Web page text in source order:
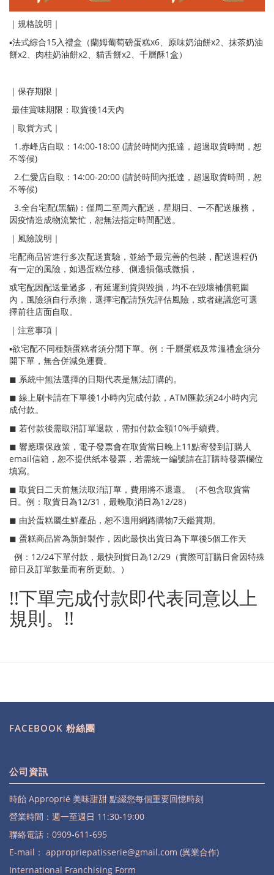
｜規格說明｜
▪️法式綜合15入禮盒（蘭姆葡萄磅蛋糕x6、原味奶油餅x2、抹茶奶油
餅x2、肉桂奶油餅x2、貓舌餅x2、千層酥1盒）
｜保存期限｜
最佳賞味期限：取貨後14天內
｜取貨方式｜
1.赤峰店自取：14:00-18:00 (請於時間內抵達，超過取貨時間，恕
不等候)
2.仁愛店自取：14:00-20:00 (請於時間內抵達，超過取貨時間，恕
不等候)
3.全台宅配(黑貓)：僅周二至周六配送，星期日、一不配送服務，
因疫情造成物流繁忙，恕無法指定時間配送。
｜風險說明｜
宅配商品皆進行多次配送實驗，並給予最完善的包裝，配送過程仍
有一定的風險，如遇蛋糕位移、側邊損傷或微損，
或宅配因配送量過多，有延遲到貨與毀損，均不在毀壞補償範圍
內，風險須自行承擔，選擇宅配請預先評估風險，或者建議您可選
擇前往店面自取。
｜注意事項｜
▪️欲宅配不同種類蛋糕者須分開下單。例：千層蛋糕及常溫禮盒須分
開下單，無合併減免運費。
◼ 系統中無法選擇的日期代表是無法訂購的。
◼ 線上刷卡請在下單後1小時內完成付款，ATM匯款須24小時內完
成付款。
◼ 若付款後需取消訂單退款，需扣付款金額10%手續費。
◼ 響應環保政策，電子發票會在取貨當日晚上11點寄發到訂購人
email信箱，恕不提供紙本發票，若需統一編號請在訂購時發票欄位
填寫。
◼ 取貨日二天前無法取消訂單，費用將不退還。（不包含取貨當
日。例：取貨日為12/31，最晚取消日為12/28）
◼ 由於蛋糕屬生鮮產品，恕不適用網路購物7天鑑賞期。
◼ 蛋糕商品皆為新鮮製作，因此最快出貨日為下單後5個工作天
例：12/24下單付款，最快到貨日為12/29（實際可訂購日會因特殊
節日及訂單數量而有所更動。）
!!下單完成付款即代表同意以上
規則。!!
FACEBOOK 粉絲團
公司資訊
時飴 Approprié 美味甜甜 點綴您每個重要回憶時刻
營業時間：週一至週日 11:30-19:00
聯絡電話：0909-611-695
E-mail： appropriepatisserie@gmail.com (異業合作)
International Franchising Form